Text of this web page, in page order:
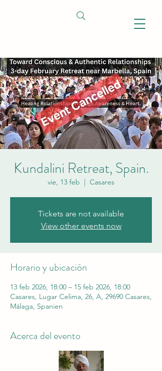
Kundalini Retreat, Spain.
vie, 13 feb
  |
Casares
Tickets are not available
View other events now
Horario y ubicación
13 feb 2026, 18:00 – 15 feb 2026, 18:00
Casares, Lugar Celima, 26, A, 29690 Casares,
Málaga, Spanien
Acerca del evento